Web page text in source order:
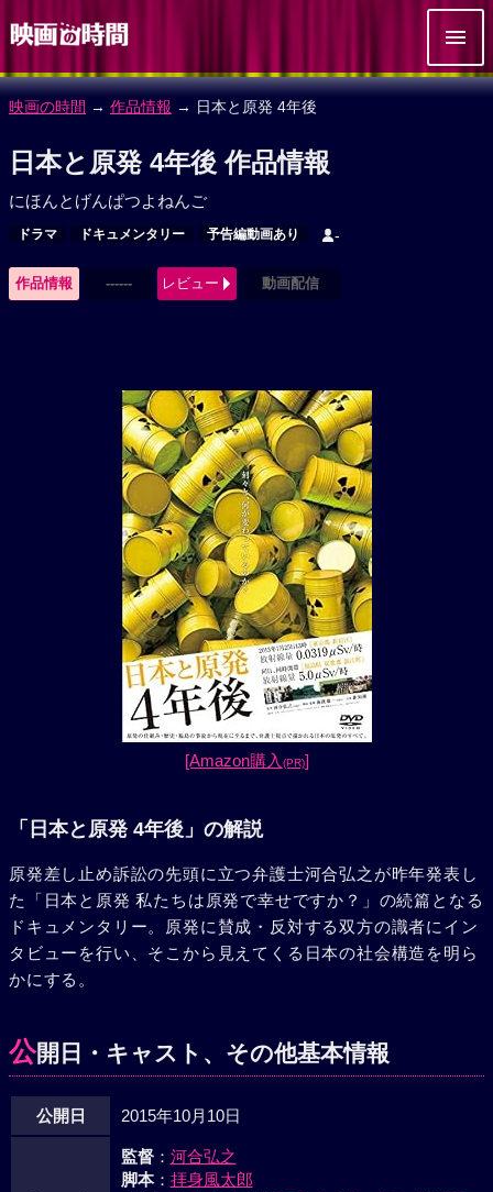
映画の時間 → 作品情報 → 日本と原発 4年後
日本と原発 4年後 作品情報
にほんとげんぱつよねんご
ドラマ ドキュメンタリー 予告編動画あり -
作品情報 ------ レビュー 動画配信
[Amazon購入 (PR)]
「日本と原発 4年後」の解説
原発差し止め訴訟の先頭に立つ弁護士河合弘之が昨年発表し
た「日本と原発 私たちは原発で幸せですか？」の続篇となる
ドキュメンタリー。原発に賛成・反対する双方の識者にイン
タビューを行い、そこから見えてくる日本の社会構造を明ら
かにする。
公開日・キャスト、その他基本情報
公開日 2015年10月10日
監督： 河合弘之
脚本： 拝身風太郎